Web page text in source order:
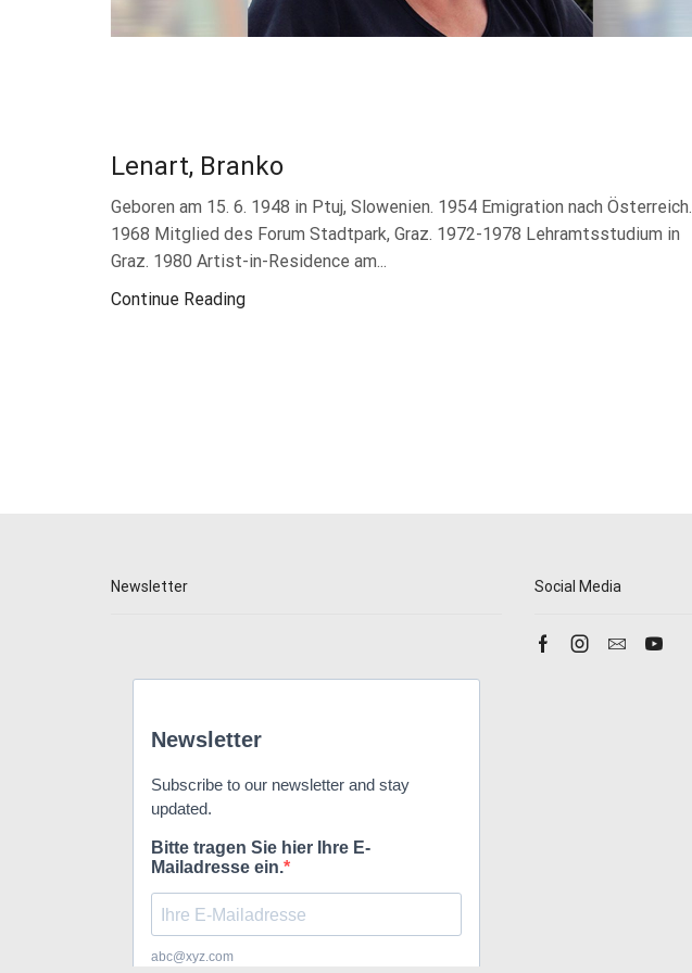
Lenart, Branko
Geboren am 15. 6. 1948 in Ptuj, Slowenien. 1954 Emigration nach Österreich.
1968 Mitglied des Forum Stadtpark, Graz. 1972-1978 Lehramtsstudium in
Graz. 1980 Artist-in-Residence am...
Continue Reading
Newsletter Social Media